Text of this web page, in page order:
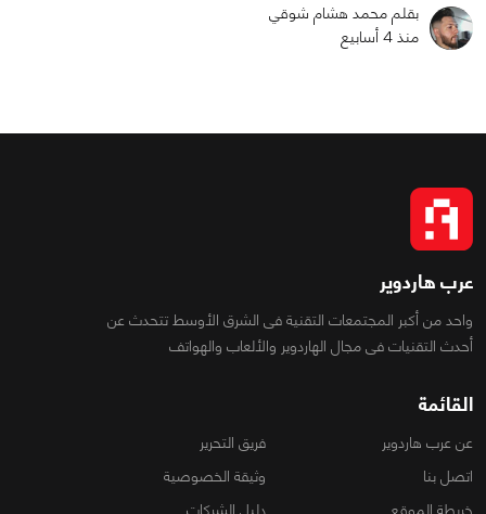
بقلم محمد هشام شوقي
منذ 4 أسابيع
عرب هاردوير
واحد من أكبر المجتمعات التقنية فى الشرق الأوسط تتحدث عن
أحدث التقنيات فى مجال الهاردوير والألعاب والهواتف
القائمة
عن عرب هاردوير
فريق التحرير
اتصل بنا
وثيقة الخصوصية
خريطة الموقع
دليل الشركات